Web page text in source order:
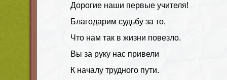
Дорогие наши первые учителя!
Благодарим судьбу за то,
Что нам так в жизни повезло.
Вы за руку нас привели
К началу трудного пути.